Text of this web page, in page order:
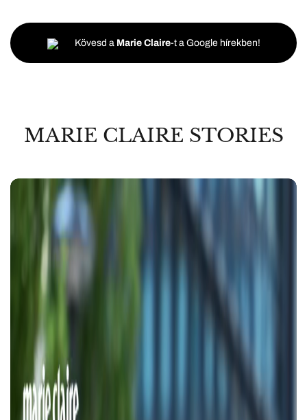
Kövesd a Marie Claire-t a Google hírekben!
MARIE CLAIRE STORIES